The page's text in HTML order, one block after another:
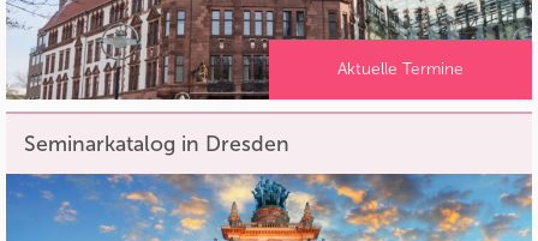
Aktuelle Termine
Seminarkatalog in Dresden